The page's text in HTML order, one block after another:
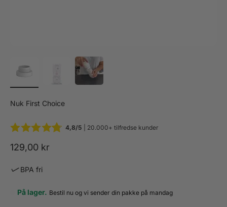
Nuk First Choice
4,8/5 | 20.000+ tilfredse kunder
Salgspris
129,00 kr
BPA fri
På lager. Bestil nu og vi sender din pakke på mandag